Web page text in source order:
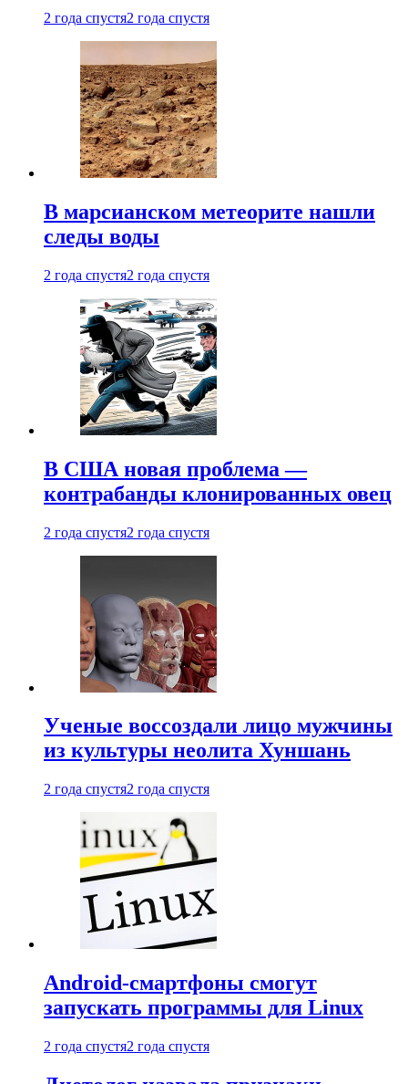
2 года спустя2 года спустя
В марсианском метеорите нашли
следы воды
2 года спустя2 года спустя
В США новая проблема —
контрабанды клонированных овец
2 года спустя2 года спустя
Ученые воссоздали лицо мужчины
из культуры неолита Хуншань
2 года спустя2 года спустя
Android-смартфоны смогут
запускать программы для Linux
2 года спустя2 года спустя